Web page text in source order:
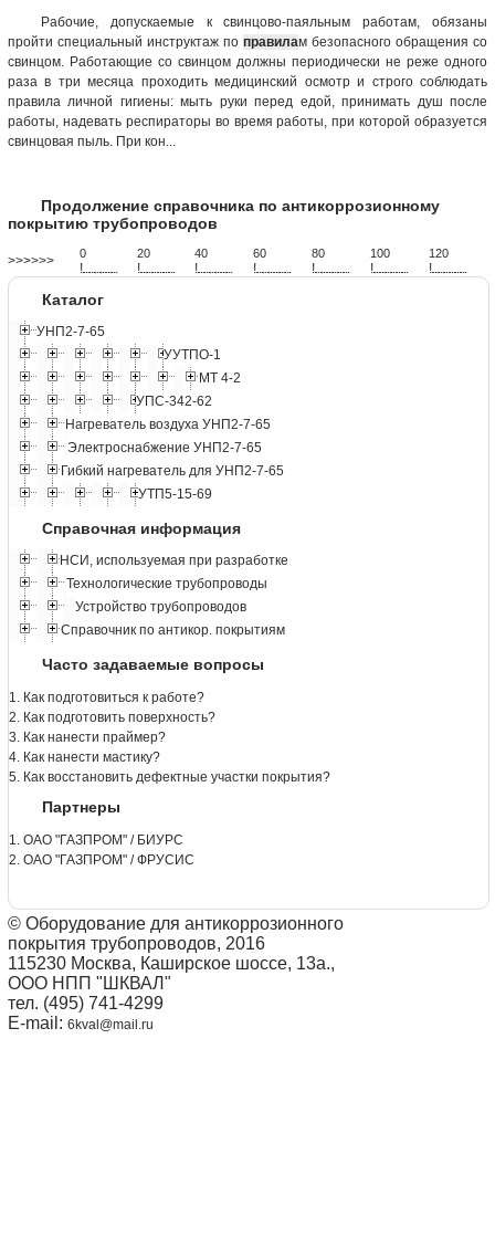
Рабочие, допускаемые к свинцово-паяльным работам, обязаны
пройти специальный инструктаж по правилам безопасного обращения со
свинцом. Работающие со свинцом должны периодически не реже одного
раза в три месяца проходить медицинский осмотр и строго соблюдать
правила личной гигиены: мыть руки перед едой, принимать душ после
работы, надевать респираторы во время работы, при которой образуется
свинцовая пыль. При кон...
Продолжение справочника по антикоррозионному
покрытию трубопроводов
>>>>>> 0
!...................
20
!...................
40
!...................
60
!...................
80
!...................
100
!...................
120
!...................
Каталог
УНП2-7-65
УУТПО-1
МТ 4-2
УПС-342-62
Нагреватель воздуха УНП2-7-65
Электроснабжение УНП2-7-65
Гибкий нагреватель для УНП2-7-65
УТП5-15-69
Справочная информация
НСИ, используемая при разработке
Технологические трубопроводы
Устройство трубопроводов
Справочник по антикор. покрытиям
Часто задаваемые вопросы
1. Как подготовиться к работе?
2. Как подготовить поверхность?
3. Как нанести праймер?
4. Как нанести мастику?
5. Как восстановить дефектные участки покрытия?
Партнеры
1. ОАО "ГАЗПРОМ" / БИУРС
2. ОАО "ГАЗПРОМ" / ФРУСИС
© Оборудование для антикоррозионного
покрытия трубопроводов, 2016
115230 Москва, Каширское шоссе, 13а.,
ООО НПП "ШКВАЛ"
тел. (495) 741-4299
E-mail: 6kval@mail.ru